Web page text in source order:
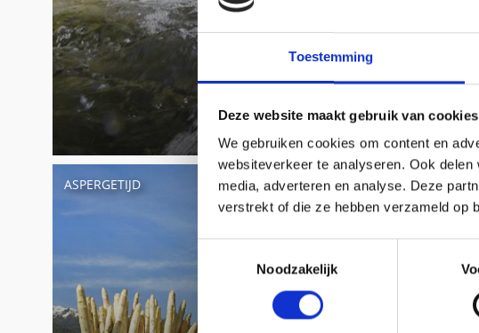
Toestemming
Deze website maakt gebruik van cookies
We gebruiken cookies om content en
websiteverkeer te analyseren. Ook
media, adverteren en analyse. Deze
verstrekt of die ze hebben verzameld op
Noodzakelijk
ASPERGETIJD WIJNZOMER